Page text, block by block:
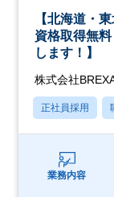
【北海道・
資格取得無
します！】
株式会社
正社員採用
業務内容